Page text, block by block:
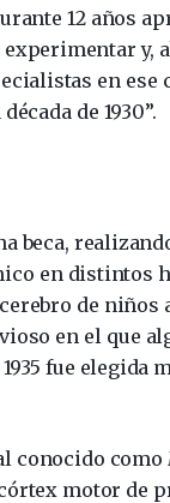
12 años
y,
en ese
de 1930”.
beca,
en distintos
de niños
en el que
fue elegida
conocido como
motor de